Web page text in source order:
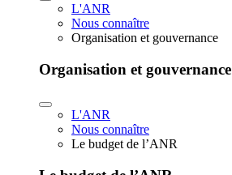
L'ANR
Nous connaître
Organisation et gouvernance
Organisation et gouvernance
L'ANR
Nous connaître
Le budget de l’ANR